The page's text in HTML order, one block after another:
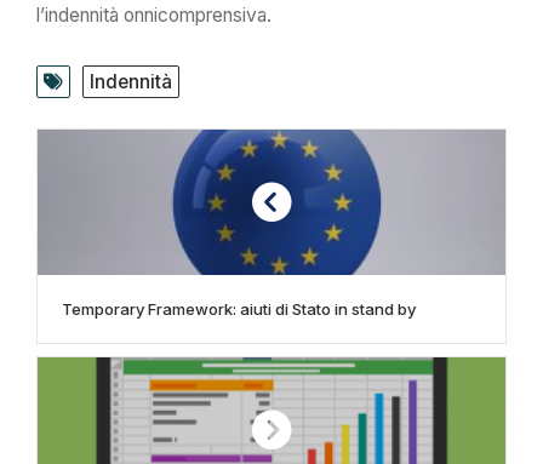
l’indennità onnicomprensiva.
Indennità
Temporary Framework: aiuti di Stato in stand by